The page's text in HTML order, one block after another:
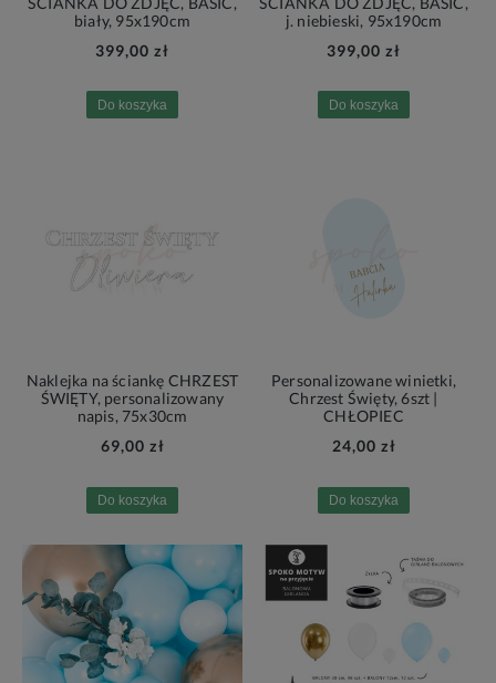
biały, 95x190cm
399,00 zł
Do koszyka
j. niebieski, 95x190cm
399,00 zł
Do koszyka
Naklejka na ściankę CHRZEST
ŚWIĘTY, personalizowany
napis, 75x30cm
69,00 zł
Do koszyka
Personalizowane winietki,
Chrzest Święty, 6szt |
CHŁOPIEC
24,00 zł
Do koszyka